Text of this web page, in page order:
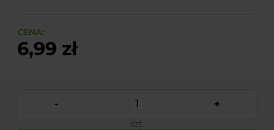
CENA:
6,99 zł
- +
szt.